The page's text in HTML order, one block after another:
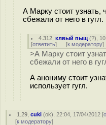
А Марку стоит узнать,
сбежали от него в гугл.
4.312 ,клвый пыщ (?),
[ответить] [к модератору]
>А Марку стоит
сбежали от него в
А анониму стоит
использует гугл.
1.29 ,cuki (ok), 22:04, 17/04/2012 [
[к модератору]